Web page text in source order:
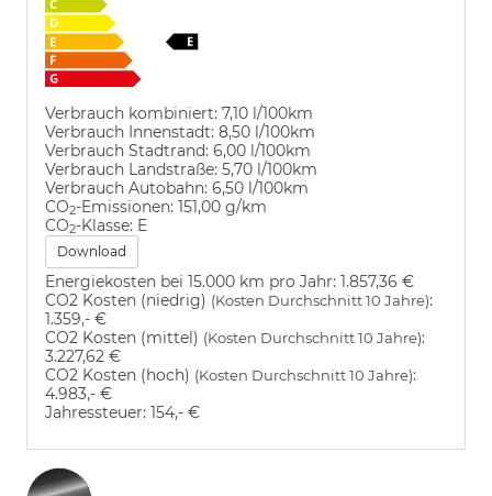
Verbrauch kombiniert: 7,10 l/100km
Verbrauch Innenstadt: 8,50 l/100km
Verbrauch Stadtrand: 6,00 l/100km
Verbrauch Landstraße: 5,70 l/100km
Verbrauch Autobahn: 6,50 l/100km
CO2-Emissionen: 151,00 g/km
CO2-Klasse: E
Download
Energiekosten bei 15.000 km pro Jahr: 1.857,36 €
CO2 Kosten (niedrig) (Kosten Durchschnitt 10 Jahre):
1.359,- €
CO2 Kosten (mittel) (Kosten Durchschnitt 10 Jahre):
3.227,62 €
CO2 Kosten (hoch) (Kosten Durchschnitt 10 Jahre):
4.983,- €
Jahressteuer: 154,- €